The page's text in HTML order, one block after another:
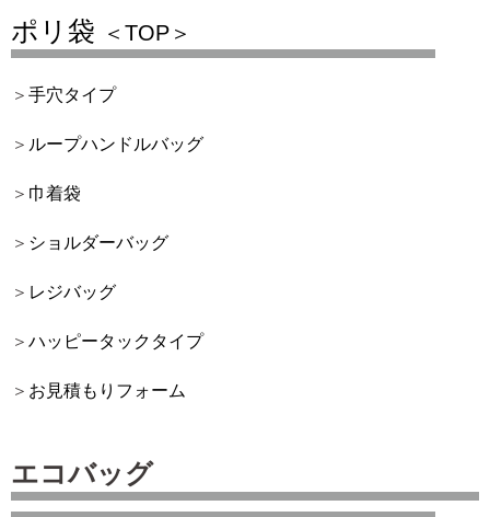
ポリ袋 ＜TOP＞
手穴タイプ
ループハンドルバッグ
巾着袋
ショルダーバッグ
レジバッグ
ハッピータックタイプ
お見積もりフォーム
エコバッグ